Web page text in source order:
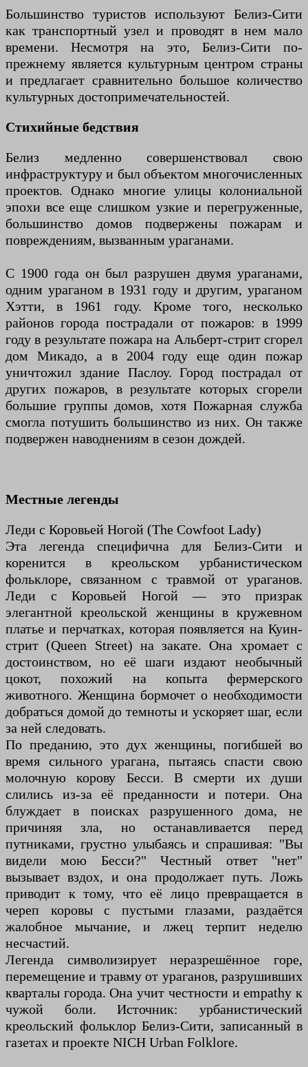
Большинство туристов используют Белиз-Сити
как транспортный узел и проводят в нем мало
времени. Несмотря на это, Белиз-Сити по-
прежнему является культурным центром страны
и предлагает сравнительно большое количество
культурных достопримечательностей.
Стихийные бедствия
Белиз медленно совершенствовал свою
инфраструктуру и был объектом многочисленных
проектов. Однако многие улицы колониальной
эпохи все еще слишком узкие и перегруженные,
большинство домов подвержены пожарам и
повреждениям, вызванным ураганами.
С 1900 года он был разрушен двумя ураганами,
одним ураганом в 1931 году и другим, ураганом
Хэтти, в 1961 году. Кроме того, несколько
районов города пострадали от пожаров: в 1999
году в результате пожара на Альберт-стрит сгорел
дом Микадо, а в 2004 году еще один пожар
уничтожил здание Паслоу. Город пострадал от
других пожаров, в результате которых сгорели
большие группы домов, хотя Пожарная служба
смогла потушить большинство из них. Он также
подвержен наводнениям в сезон дождей.
Местные легенды
Леди с Коровьей Ногой (The Cowfoot Lady)
Эта легенда специфична для Белиз-Сити и
коренится в креольском урбанистическом
фольклоре, связанном с травмой от ураганов.
Леди с Коровьей Ногой — это призрак
элегантной креольской женщины в кружевном
платье и перчатках, которая появляется на Куин-
стрит (Queen Street) на закате. Она хромает с
достоинством, но её шаги издают необычный
цокот, похожий на копыта фермерского
животного. Женщина бормочет о необходимости
добраться домой до темноты и ускоряет шаг, если
за ней следовать.
По преданию, это дух женщины, погибшей во
время сильного урагана, пытаясь спасти свою
молочную корову Бесси. В смерти их души
слились из-за её преданности и потери. Она
блуждает в поисках разрушенного дома, не
причиняя зла, но останавливается перед
путниками, грустно улыбаясь и спрашивая: "Вы
видели мою Бесси?" Честный ответ "нет"
вызывает вздох, и она продолжает путь. Ложь
приводит к тому, что её лицо превращается в
череп коровы с пустыми глазами, раздаётся
жалобное мычание, и лжец терпит неделю
несчастий.
Легенда символизирует неразрешённое горе,
перемещение и травму от ураганов, разрушивших
кварталы города. Она учит честности и empathy к
чужой боли. Источник: урбанистический
креольский фольклор Белиз-Сити, записанный в
газетах и проекте NICH Urban Folklore.